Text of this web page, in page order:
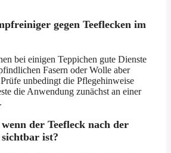
gegen Teeflecken im
bei einigen Teppichen gute Dienste
Fasern oder Wolle aber
unbedingt die Pflegehinweise
die Anwendung zunächst an einer
der Teefleck nach der
ist?